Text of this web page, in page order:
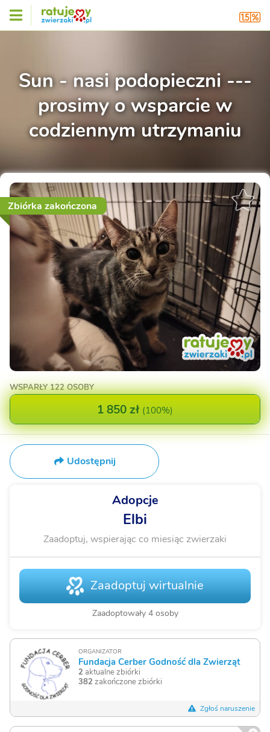
Sun - nasi podopieczni ---
prosimy o wsparcie w
codziennym utrzymaniu
Zbiórka zakończona
WSPARŁY122 OSOBY
1 850 zł (100%)
Udostępnij
Adopcje
Elbi
Zaadoptuj, wspierając co miesiąc zwierzaki
Zaadoptuj wirtualnie
Zaadoptowały 4 osoby
ORGANIZATOR
Fundacja Cerber Godność dla Zwierząt
2 aktualne zbiórki
382 zakończone zbiórki
Zgłoś naruszenie